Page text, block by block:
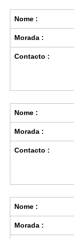
Nome :
Morada :
Contacto :
Nome :
Morada :
Contacto :
Nome :
Morada :